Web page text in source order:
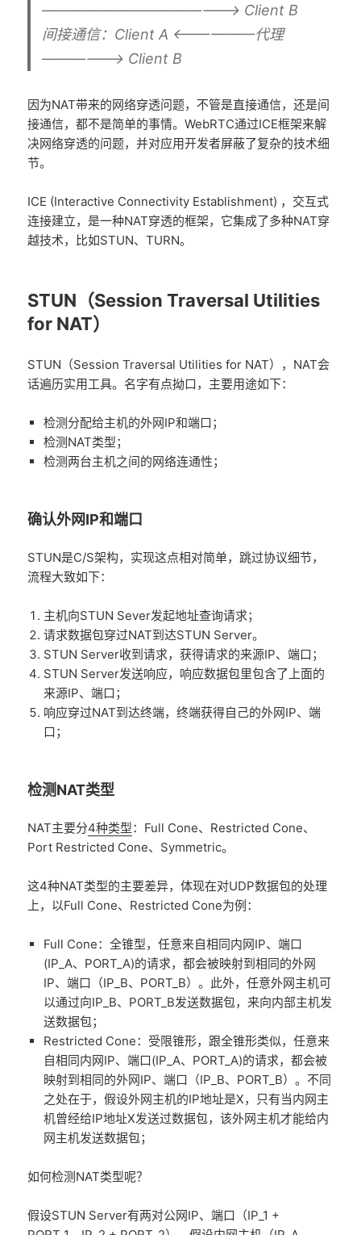
——————————————> Client B
间接通信：Client A <——————代理
——————> Client B
因为NAT带来的网络穿透问题，不管是直接通信，还是间
接通信，都不是简单的事情。WebRTC通过ICE框架来解
决网络穿透的问题，并对应用开发者屏蔽了复杂的技术细
节。
ICE (Interactive Connectivity Establishment) ，交互式
连接建立，是一种NAT穿透的框架，它集成了多种NAT穿
越技术，比如STUN、TURN。
STUN（Session Traversal Utilities
for NAT）
STUN（Session Traversal Utilities for NAT），NAT会
话遍历实用工具。名字有点拗口，主要用途如下：
检测分配给主机的外网IP和端口；
检测NAT类型；
检测两台主机之间的网络连通性；
确认外网IP和端口
STUN是C/S架构，实现这点相对简单，跳过协议细节，
流程大致如下：
主机向STUN Sever发起地址查询请求；
请求数据包穿过NAT到达STUN Server。
STUN Server收到请求，获得请求的来源IP、端口；
STUN Server发送响应，响应数据包里包含了上面的
来源IP、端口；
响应穿过NAT到达终端，终端获得自己的外网IP、端
口；
检测NAT类型
NAT主要分4种类型：Full Cone、Restricted Cone、
Port Restricted Cone、Symmetric。
这4种NAT类型的主要差异，体现在对UDP数据包的处理
上，以Full Cone、Restricted Cone为例：
Full Cone：全锥型，任意来自相同内网IP、端口
(IP_A、PORT_A)的请求，都会被映射到相同的外网
IP、端口（IP_B、PORT_B）。此外，任意外网主机可
以通过向IP_B、PORT_B发送数据包，来向内部主机发
送数据包；
Restricted Cone：受限锥形，跟全锥形类似，任意来
自相同内网IP、端口(IP_A、PORT_A)的请求，都会被
映射到相同的外网IP、端口（IP_B、PORT_B）。不同
之处在于，假设外网主机的IP地址是X，只有当内网主
机曾经给IP地址X发送过数据包，该外网主机才能给内
网主机发送数据包；
如何检测NAT类型呢？
假设STUN Server有两对公网IP、端口（IP_1 +